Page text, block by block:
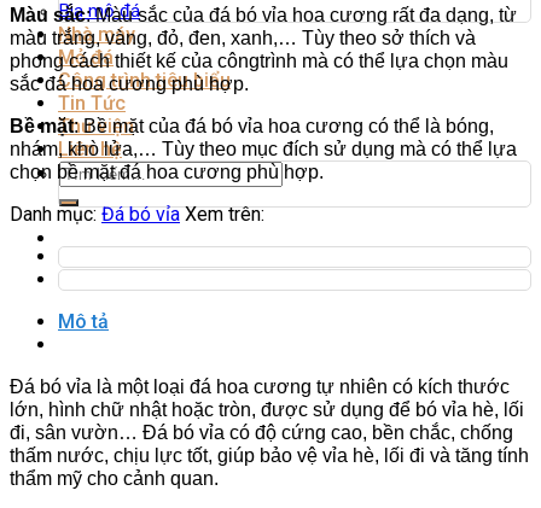
Bia mộ đá
Nhà máy
Mỏ đá
Công trình tiêu biểu
Tin Tức
Thư viện
Liên hệ
Tìm
kiếm:
Màu sắc: Màu sắc của đá bó vỉa hoa cương rất đa dạng, từ
màu trắng, vàng, đỏ, đen, xanh,… Tùy theo sở thích và
phong cách thiết kế của côngtrình mà có thể lựa chọn màu
sắc đá hoa cương phù hợp.
Bề mặt: Bề mặt của đá bó vỉa hoa cương có thể là bóng,
nhám, khò lửa,… Tùy theo mục đích sử dụng mà có thể lựa
chọn bề mặt đá hoa cương phù hợp.
Danh mục:Đá bó vỉa Xem trên:
Mô tả
Đá bó vỉa là một loại đá hoa cương tự nhiên có kích thước
lớn, hình chữ nhật hoặc tròn, được sử dụng để bó vỉa hè, lối
đi, sân vườn… Đá bó vỉa có độ cứng cao, bền chắc, chống
thấm nước, chịu lực tốt, giúp bảo vệ vỉa hè, lối đi và tăng tính
thẩm mỹ cho cảnh quan.